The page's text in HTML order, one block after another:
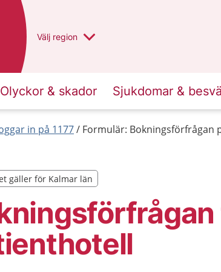
Du har valt region
Välj en annan
region
Olyckor & skador Sjukdomar &
in på 1177 Formulär: Bokningsförfrågan
gäller för Kalmar län
gäller för Kalmar län